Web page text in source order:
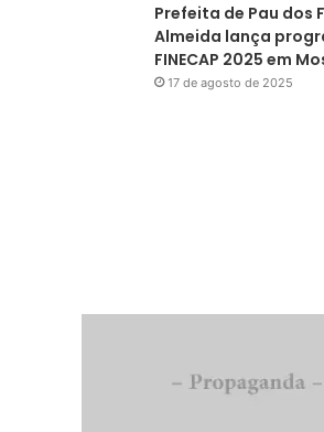
Prefeita de Pau dos
Almeida lança
FINECAP 2025 em
17 de agosto de 2025